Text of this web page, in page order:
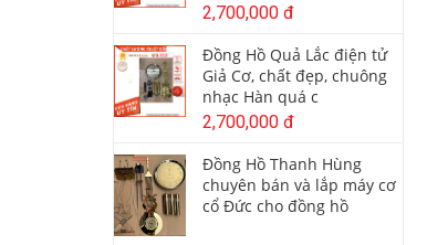
2,700,000 đ
Đồng Hồ Quả Lắc điện tử
Giả Cơ, chất đẹp, chuông
nhạc Hàn quá c
2,700,000 đ
Đồng Hồ Thanh Hùng
chuyên bán và lắp máy cơ
cổ Đức cho đồng hồ